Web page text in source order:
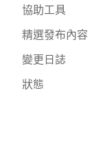
協助工具
精選發布內容
變更日誌
狀態